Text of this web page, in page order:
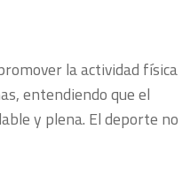
la actividad física
entendiendo que el
y plena. El deporte no